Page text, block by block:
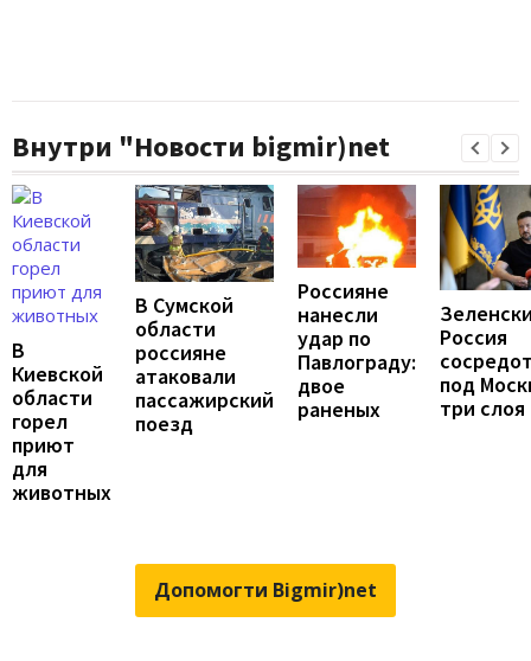
Внутри "Новости bigmir)net
В
Киевской
области
горел
приют
для
животных
В Сумской
области
россияне
атаковали
пассажирский
поезд
Россияне
нанесли
удар по
Павлограду:
двое
раненых
Россия
под
три
Допомогти Bigmir)net